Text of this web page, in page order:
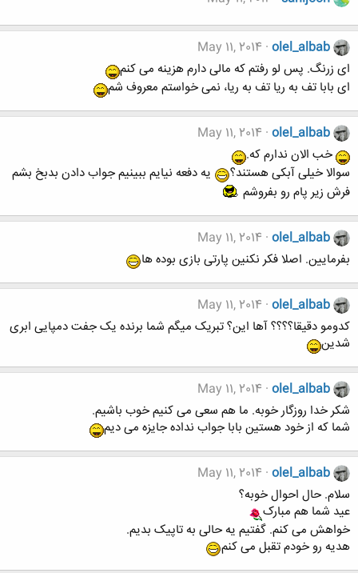
olel_albab
May 11, 2014
ای زرنگ. پس لو رفتم که مالی دارم هزینه می کنم
ای بابا تف به ریا تف به ریا، نمی خواستم معروف شم
olel_albab
May 11, 2014
خب الان ندارم که.
سوالا خیلی آبکی هستند؟
یه دفعه نیایم ببینیم جواب دادن بدبخ بشم
فرش زیر پام رو بفروشم
olel_albab
May 11, 2014
بفرمایین. اصلا فکر نکنین پارتی بازی بوده ها
olel_albab
May 11, 2014
کدومو دقیقا؟؟؟؟ آها این؟ تبریک میگم شما برنده یک جفت دمپایی ابری
شدین
olel_albab
May 11, 2014
شکر خدا روزگار خوبه. ما هم سعی می کنیم خوب باشیم.
شما که از خود هستین بابا جواب نداده جایزه می دیم
olel_albab
May 11, 2014
سلام. حال احوال خوبه؟
عید شما هم مبارک
خواهش می کنم. گفتیم یه حالی به تاپیک بدیم.
هدیه رو خودم تقبل می کنم